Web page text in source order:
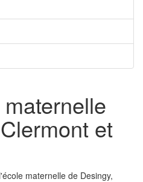
et
maternelle de Desingy,